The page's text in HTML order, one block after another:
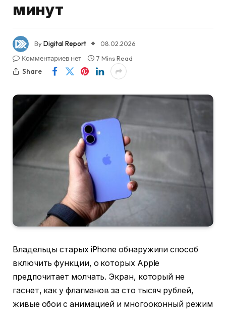
минут
ByDigital Report
08.02.2026
Комментариев нет
7 Mins Read
Share
Владельцы старых iPhone обнаружили способ
включить функции, о которых Apple
предпочитает молчать. Экран, который не
гаснет, как у флагманов за сто тысяч рублей,
живые обои с анимацией и многооконный режим